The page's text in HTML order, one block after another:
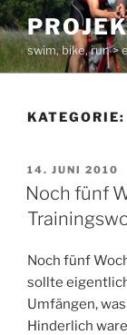
Zum
Inhalt
springenswim, bike, run >
KATEGORIE:
AM
14. JUNI 2010
Noch fünf
Noch fünf
sollte
Umfängen,
Hinderlich